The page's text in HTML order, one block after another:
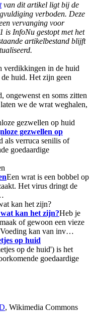
van dit artikel ligt bij de
verboden. Deze
vervanging voor
is InfoNu gestopt met het
artikelbestand blijft
verdikkingen in de huid
huid. Het zijn geen
ongewenst en soms zitten
we de wrat weghalen,
gezwellen op
als verruca senilis of
goedaardige
Een wrat is een bobbel op
Het virus dringt de
kan het zijn?Heb je
of gewoon een vieze
Voeding kan van inv…
op huid
op de huid') is het
goedaardige
, Wikimedia Commons